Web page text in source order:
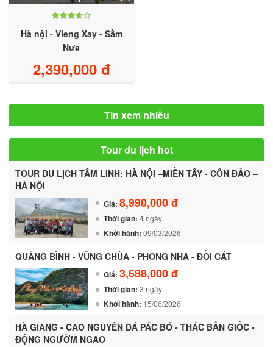
Hà nội - Vieng Xay - Sầm
Nưa
2,390,000 đ
Tin xem nhiều
Tour du lịch hot
TOUR DU LỊCH TÂM LINH: HÀ NỘI –MIỀN TÂY - CÔN ĐẢO –
HÀ NỘI
Giá: 8,990,000 đ
Thời gian: 4 ngày
Khởi hành: 09/03/2026
QUẢNG BÌNH - VŨNG CHÙA - PHONG NHA - ĐỒI CÁT
Giá: 3,688,000 đ
Thời gian: 3 ngày
Khởi hành: 15/06/2026
HÀ GIANG - CAO NGUYÊN ĐÁ PÁC BÓ - THÁC BẢN GIỐC -
ĐỘNG NGƯỜM NGAO